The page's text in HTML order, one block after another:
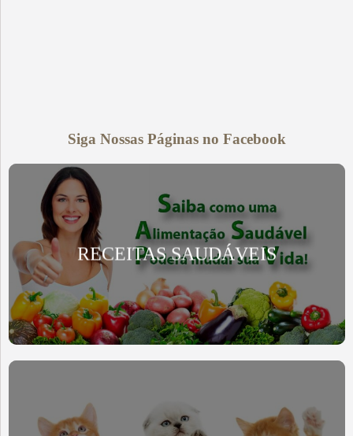
Siga Nossas Páginas no Facebook
RECEITAS SAUDÁVEIS